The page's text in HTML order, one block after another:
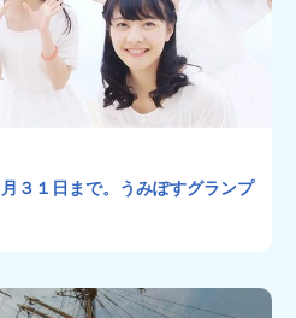
３１日まで。うみぽすグランプ